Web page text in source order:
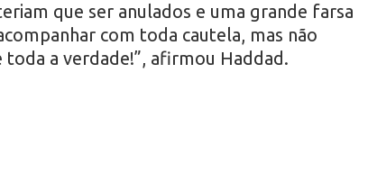
que ser anulados e uma grande farsa
com toda cautela, mas não
a verdade!”, afirmou Haddad.